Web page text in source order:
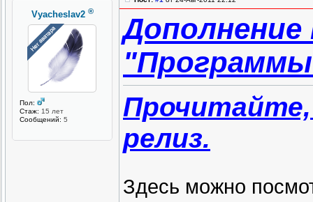
Vyacheslav2 ®
Пол:
Стаж: 15 лет
Сообщений: 5
Дополнение
релиз.
Здесь можно